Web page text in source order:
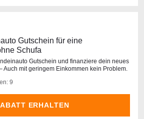
Gutschein für eine
Schufa
Gutschein und finanziere dein neues
Auch mit geringem Einkommen kein Problem.
9
ERHALTEN